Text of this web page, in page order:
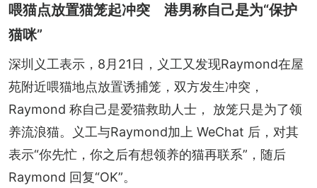
喂猫点放置猫笼起冲突 港男称自己是为“保护
猫咪”
深圳义工表示，8月21日，义工又发现Raymond在屋
苑附近喂猫地点放置诱捕笼，双方发生冲突，
Raymond 称自己是爱猫救助人士， 放笼只是为了领
养流浪猫。义工与Raymond加上 WeChat 后，对其
表示“你先忙，你之后有想领养的猫再联系”，随后
Raymond 回复“OK”。